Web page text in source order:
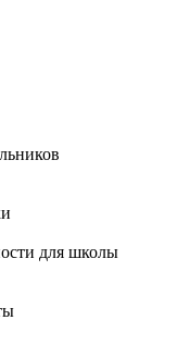
для школы